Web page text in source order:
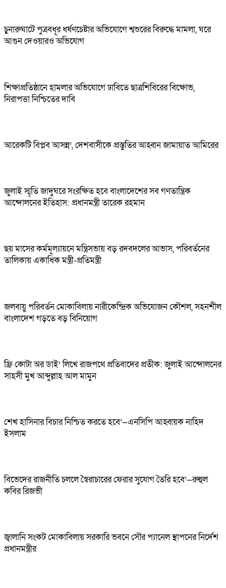
চুনারুঘাটে পুত্রবধূর ধর্ষণচেষ্টার অভিযোগে শ্বশুরের বিরুদ্ধে মামলা, ঘরে
আগুন দেওয়ারও অভিযোগ
শিক্ষাপ্রতিষ্ঠানে হামলার অভিযোগে ঢাবিতে ছাত্রশিবিরের বিক্ষোভ,
নিরাপত্তা নিশ্চিতের দাবি
আরেকটি বিপ্লব আসন্ন’, দেশবাসীকে প্রস্তুতির আহ্বান জামায়াত আমিরের
জুলাই স্মৃতি জাদুঘরে সংরক্ষিত হবে বাংলাদেশের সব গণতান্ত্রিক
আন্দোলনের ইতিহাস: প্রধানমন্ত্রী তারেক রহমান
ছয় মাসের কর্মমূল্যায়নে মন্ত্রিসভায় বড় রদবদলের আভাস, পরিবর্তনের
তালিকায় একাধিক মন্ত্রী-প্রতিমন্ত্রী
জলবায়ু পরিবর্তন মোকাবিলায় নারীকেন্দ্রিক অভিযোজন কৌশল, সহনশীল
বাংলাদেশ গড়তে বড় বিনিয়োগ
ফ্রি কোটা অর ডাই’ লিখে রাজপথে প্রতিবাদের প্রতীক: জুলাই আন্দোলনের
সাহসী মুখ আব্দুল্লাহ আল মামুন
শেখ হাসিনার বিচার নিশ্চিত করতে হবে’—এনসিপি আহ্বায়ক নাহিদ
ইসলাম
বিভেদের রাজনীতি চললে স্বৈরাচারের ফেরার সুযোগ তৈরি হবে’—রুহুল
কবির রিজভী
জ্বালানি সংকট মোকাবিলায় সরকারি ভবনে সৌর প্যানেল স্থাপনের নির্দেশ
প্রধানমন্ত্রীর